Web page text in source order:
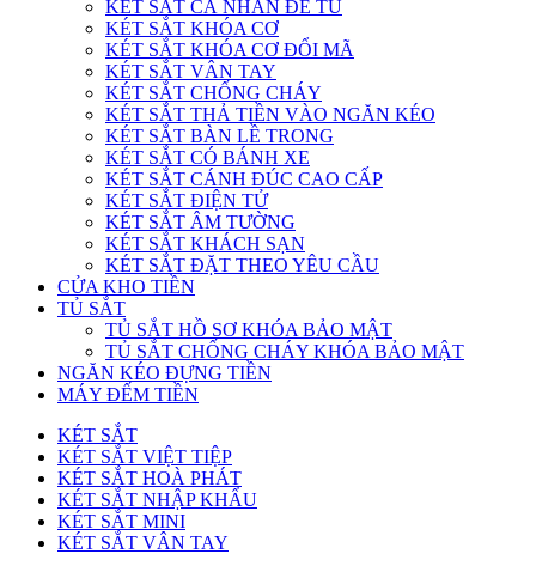
KÉT SẮT CÁ NHÂN ĐỂ TỦ
KÉT SẮT KHÓA CƠ
KÉT SẮT KHÓA CƠ ĐỔI MÃ
KÉT SẮT VÂN TAY
KÉT SẮT CHỐNG CHÁY
KÉT SẮT THẢ TIỀN VÀO NGĂN KÉO
KÉT SẮT BÀN LỀ TRONG
KÉT SẮT CÓ BÁNH XE
KÉT SẮT CÁNH ĐÚC CAO CẤP
KÉT SẮT ĐIỆN TỬ
KÉT SẮT ÂM TƯỜNG
KÉT SẮT KHÁCH SẠN
KÉT SẮT ĐẶT THEO YÊU CẦU
CỬA KHO TIỀN
TỦ SẮT
TỦ SẮT HỒ SƠ KHÓA BẢO MẬT
TỦ SẮT CHỐNG CHÁY KHÓA BẢO MẬT
NGĂN KÉO ĐỰNG TIỀN
MÁY ĐẾM TIỀN
KÉT SẮT
KÉT SẮT VIỆT TIỆP
KÉT SẮT HOÀ PHÁT
KÉT SẮT NHẬP KHẨU
KÉT SẮT MINI
KÉT SẮT VÂN TAY